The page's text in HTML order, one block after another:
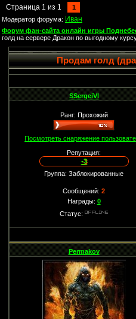
Страница 1 из 1
1
Модератор форума: Иван
Форум фан-сайта онлайн игры
голд на сервере Дракон по выгодному
Продам голд
SSergeiVl
Ранг: Прохожий
Посмотреть снаряжение
Репутация:
-3
Группа: Заблокированные
Сообщений:2
Награды: 0
Статус:
Permakov